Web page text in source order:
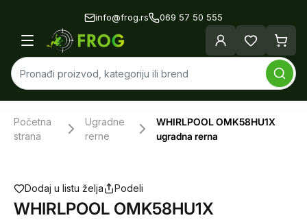
info@frog.rs 069 57 50 555
Početna
strana
Ugradne
rerne
WHIRLPOOL OMK58HU1X
ugradna rerna
Dodaj u listu želja Podeli
WHIRLPOOL OMK58HU1X